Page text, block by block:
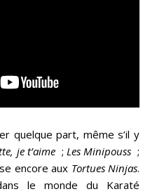
quelque part, même s’il y
je t’aime ; Les Minipouss ;
encore aux Tortues Ninjas.
le monde du Karaté